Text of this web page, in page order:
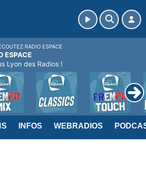
INFOS WEBRADIOS
RADIO ESPACE
ESPACE
Lyon des Radios !